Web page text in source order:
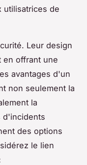
utilisatrices de
Leur design
en offrant une
avantages d'un
non seulement la
la
d'incidents
des options
le lien